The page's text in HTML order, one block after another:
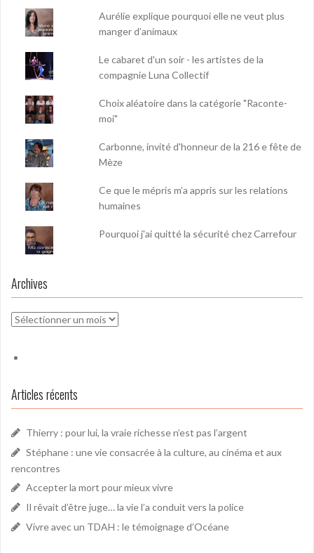
Aurélie explique pourquoi elle ne veut plus
manger d’animaux
Le cabaret d'un soir - les artistes de la
compagnie Luna Collectif
Choix aléatoire dans la catégorie "Raconte-
moi"
Carbonne, invité d'honneur de la 216 e fête de
Mèze
Ce que le mépris m’a appris sur les relations
humaines
Pourquoi j'ai quitté la sécurité chez Carrefour
Archives
Archives
Articles récents
Thierry : pour lui, la vraie richesse n’est pas l’argent
Stéphane : une vie consacrée à la culture, au cinéma et aux
rencontres
Accepter la mort pour mieux vivre
Il rêvait d’être juge… la vie l’a conduit vers la police
Vivre avec un TDAH : le témoignage d’Océane